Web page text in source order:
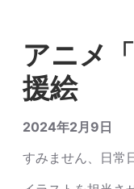
アニメ
援絵
2024年2月9日
すみません、日常